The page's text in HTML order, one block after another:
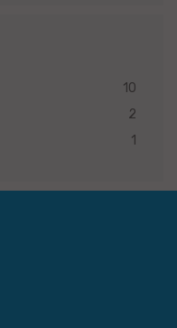
10
2
1